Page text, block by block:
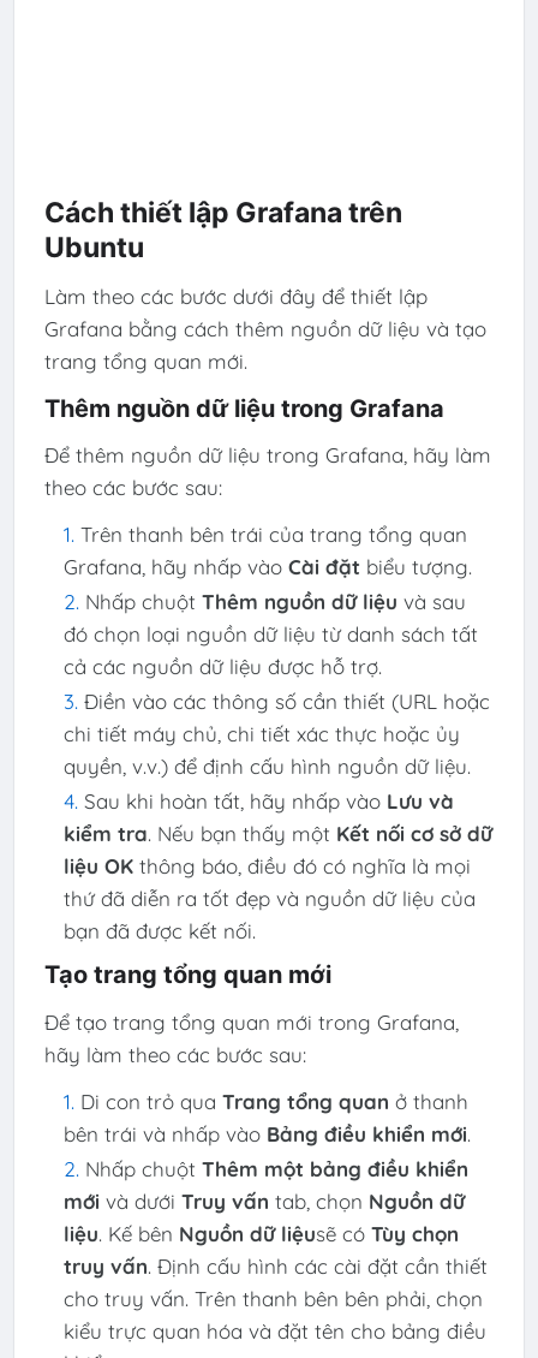
Cách thiết lập Grafana trên
Ubuntu
Làm theo các bước dưới đây để thiết lập
Grafana bằng cách thêm nguồn dữ liệu và tạo
trang tổng quan mới.
Thêm nguồn dữ liệu trong Grafana
Để thêm nguồn dữ liệu trong Grafana, hãy làm
theo các bước sau:
Trên thanh bên trái của trang tổng quan
Grafana, hãy nhấp vào Cài đặt biểu tượng.
Nhấp chuột Thêm nguồn dữ liệu và sau
đó chọn loại nguồn dữ liệu từ danh sách tất
cả các nguồn dữ liệu được hỗ trợ.
Điền vào các thông số cần thiết (URL hoặc
chi tiết máy chủ, chi tiết xác thực hoặc ủy
quyền, v.v.) để định cấu hình nguồn dữ liệu.
Sau khi hoàn tất, hãy nhấp vào Lưu và
kiểm tra. Nếu bạn thấy một Kết nối cơ sở dữ
liệu OKthông báo, điều đó có nghĩa là mọi
thứ đã diễn ra tốt đẹp và nguồn dữ liệu của
bạn đã được kết nối.
Tạo trang tổng quan mới
Để tạo trang tổng quan mới trong Grafana,
hãy làm theo các bước sau:
Di con trỏ qua Trang tổng quan ở thanh
bên trái và nhấp vào Bảng điều khiển mới.
Nhấp chuột Thêm một bảng điều khiển
mới và dưới Truy vấn tab, chọn Nguồn dữ
liệu. Kế bên Nguồn dữ liệusẽ có Tùy chọn
truy vấn. Định cấu hình các cài đặt cần thiết
cho truy vấn. Trên thanh bên bên phải, chọn
kiểu trực quan hóa và đặt tên cho bảng điều